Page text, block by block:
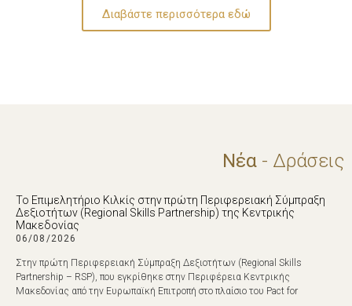
Διαβάστε περισσότερα εδώ
Νέα - Δράσεις
Το Επιμελητήριο Κιλκίς στην πρώτη Περιφερειακή Σύμπραξη
Δεξιοτήτων (Regional Skills Partnership) της Κεντρικής
Μακεδονίας
06/08/2026
Στην πρώτη Περιφερειακή Σύμπραξη Δεξιοτήτων (Regional Skills
Partnership – RSP), που εγκρίθηκε στην Περιφέρεια Κεντρικής
Μακεδονίας από την Ευρωπαϊκή Επιτροπή στο πλαίσιο του Pact for